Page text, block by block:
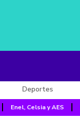
Deportes
Enel, Celsia y AES